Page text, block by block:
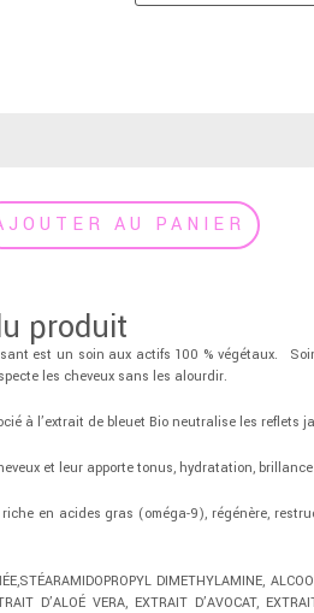
AU PANIER
produit
est un soin aux actifs 100 % végétaux.
les cheveux sans les alourdir.
à l’extrait de bleuet Bio neutralise les reflets
et leur apporte tonus, hydratation,
riche en acides gras (oméga-9), régénère,
DIMETHYLAMINE,
D’ALOÉ VERA, EXTRAIT D’AVOCAT,